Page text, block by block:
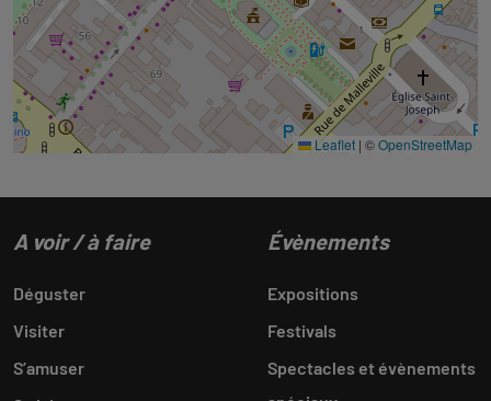
Leaflet | ©OpenStreetMap
A voir / à faire
Déguster
Visiter
S’amuser
Évènements
Expositions
Festivals
Spectacles et évènements